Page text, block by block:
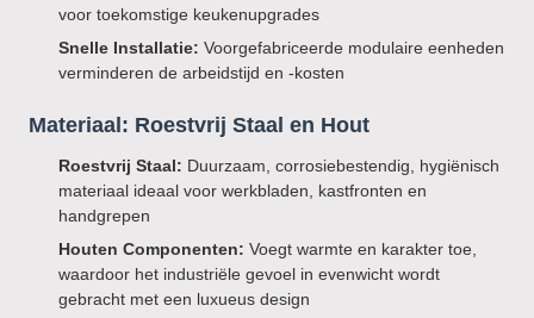
voor toekomstige keukenupgrades
Snelle Installatie: Voorgefabriceerde modulaire eenheden
verminderen de arbeidstijd en -kosten
Materiaal: Roestvrij Staal en Hout
Roestvrij Staal: Duurzaam, corrosiebestendig, hygiënisch
materiaal ideaal voor werkbladen, kastfronten en
handgrepen
Houten Componenten: Voegt warmte en karakter toe,
waardoor het industriële gevoel in evenwicht wordt
gebracht met een luxueus design